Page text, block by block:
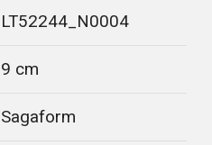
LT52244_N0004
9 cm
Sagaform